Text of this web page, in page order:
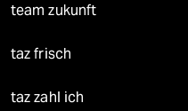
team zukunft
taz frisch
taz zahl ich